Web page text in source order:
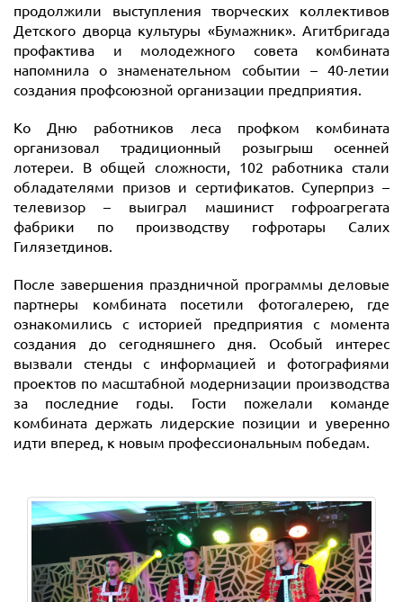
продолжили выступления творческих коллективов
Детского дворца культуры «Бумажник». Агитбригада
профактива и молодежного совета комбината
напомнила о знаменательном событии – 40-летии
создания профсоюзной организации предприятия.
Ко Дню работников леса профком комбината
организовал традиционный розыгрыш осенней
лотереи. В общей сложности, 102 работника стали
обладателями призов и сертификатов. Суперприз –
телевизор – выиграл машинист гофроагрегата
фабрики по производству гофротары Салих
Гилязетдинов.
После завершения праздничной программы деловые
партнеры комбината посетили фотогалерею, где
ознакомились с историей предприятия с момента
создания до сегодняшнего дня. Особый интерес
вызвали стенды с информацией и фотографиями
проектов по масштабной модернизации производства
за последние годы. Гости пожелали команде
комбината держать лидерские позиции и уверенно
идти вперед, к новым профессиональным победам.